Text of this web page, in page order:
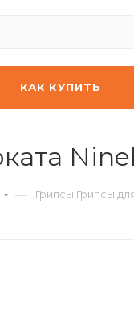
КАК КУПИТЬ
— Грипсы Грипсы